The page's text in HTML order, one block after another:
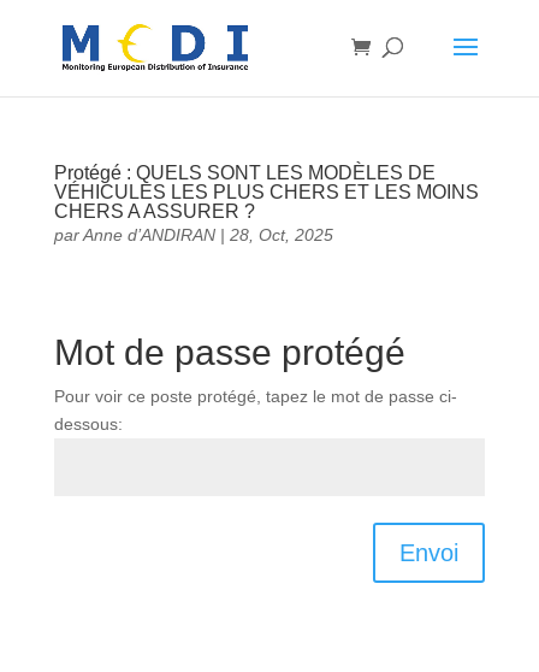
Protégé : QUELS SONT LES MODÈLES DE
VÉHICULES LES PLUS CHERS ET LES MOINS
CHERS A ASSURER ?
parAnne d’ANDIRAN| 28, Oct, 2025
Mot de passe protégé
Pour voir ce poste protégé, tapez le mot de passe ci-
dessous:
Envoi